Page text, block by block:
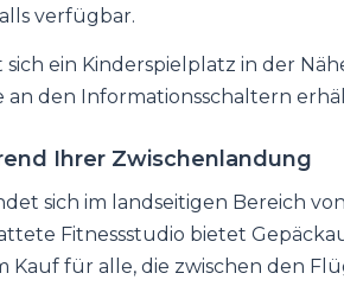
verfügbar.
sich ein Kinderspielplatz in der
an den Informationsschaltern
Ihrer Zwischenlandung
sich im landseitigen Bereich
Fitnessstudio bietet
für alle, die zwischen den